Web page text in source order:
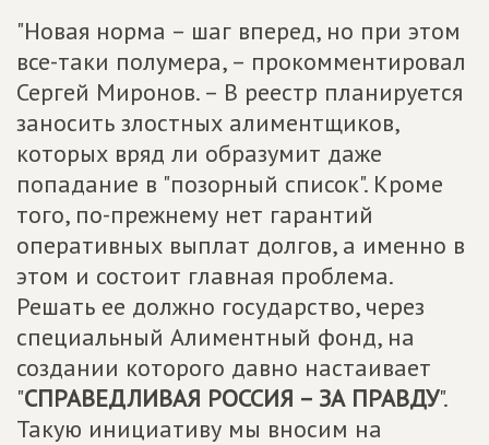
"Новая норма – шаг вперед, но при этом
все-таки полумера, – прокомментировал
Сергей Миронов. – В реестр планируется
заносить злостных алиментщиков,
которых вряд ли образумит даже
попадание в "позорный список". Кроме
того, по-прежнему нет гарантий
оперативных выплат долгов, а именно в
этом и состоит главная проблема.
Решать ее должно государство, через
специальный Алиментный фонд, на
создании которого давно настаивает
"СПРАВЕДЛИВАЯ РОССИЯ – ЗА ПРАВДУ".
Такую инициативу мы вносим на